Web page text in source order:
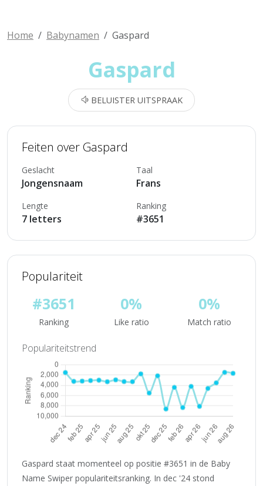
Home Babynamen Gaspard
Gaspard
BELUISTER UITSPRAAK
Feiten over Gaspard
Geslacht
Jongensnaam
Taal
Frans
Lengte
7 letters
Ranking
#3651
Populariteit
#3651
Ranking
0%
Like ratio
0%
Match ratio
Populariteitstrend
Gaspard staat momenteel op positie #3651 in de Baby
Name Swiper populariteitsranking. In dec '24 stond